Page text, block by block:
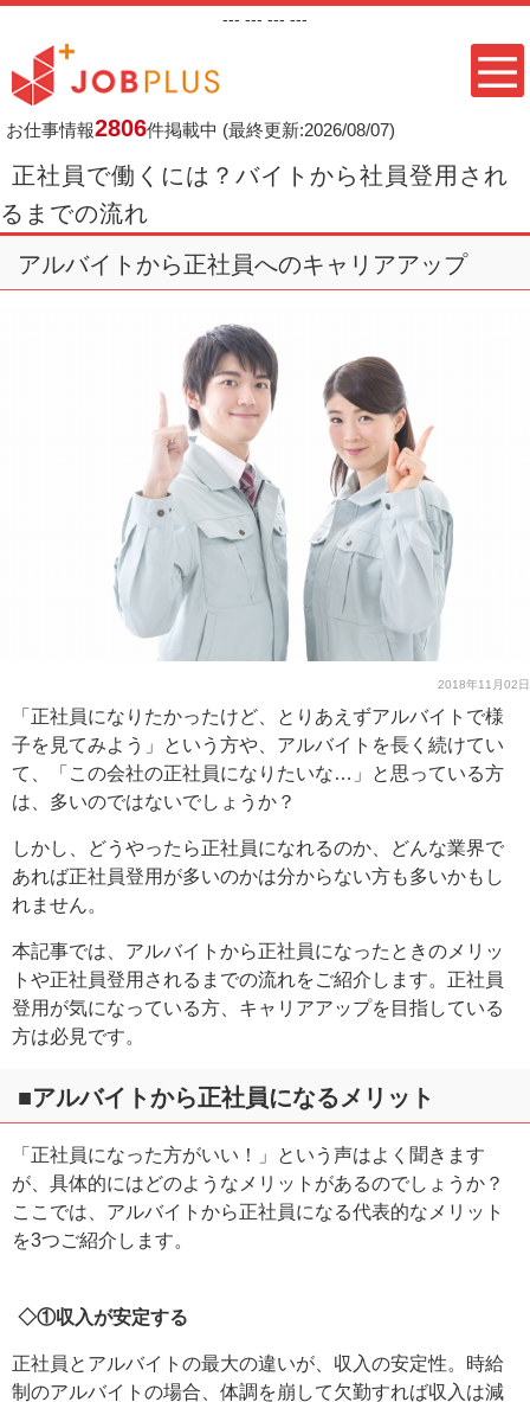
--- --- --- ---
お仕事情報2806件掲載中 (最終更新:2026/08/07)
正社員で働くには？バイトから社員登用され
るまでの流れ
アルバイトから正社員へのキャリアアップ
2018年11月02日
「正社員になりたかったけど、とりあえずアルバイトで様
子を見てみよう」という方や、アルバイトを長く続けてい
て、「この会社の正社員になりたいな…」と思っている方
は、多いのではないでしょうか？
しかし、どうやったら正社員になれるのか、どんな業界で
あれば正社員登用が多いのかは分からない方も多いかもし
れません。
本記事では、アルバイトから正社員になったときのメリッ
トや正社員登用されるまでの流れをご紹介します。正社員
登用が気になっている方、キャリアアップを目指している
方は必見です。
■アルバイトから正社員になるメリット
「正社員になった方がいい！」という声はよく聞きます
が、具体的にはどのようなメリットがあるのでしょうか？
ここでは、アルバイトから正社員になる代表的なメリット
を3つご紹介します。
◇①収入が安定する
正社員とアルバイトの最大の違いが、収入の安定性。時給
制のアルバイトの場合、体調を崩して欠勤すれば収入は減